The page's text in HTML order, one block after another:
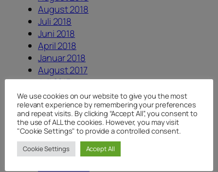
August 2018
Juli 2018
Juni 2018
April 2018
Januar 2018
August 2017
Juli 2017
Juni 2017
Dezember 2016
August 2016
Juni 2016
Mai 2016
April 2016
We use cookies on our website to give you the most
relevant experience by remembering your preferences
and repeat visits. By clicking “Accept All”, you consent to
the use of ALL the cookies. However, you may visit
"Cookie Settings" to provide a controlled consent.
Cookie Settings Accept All